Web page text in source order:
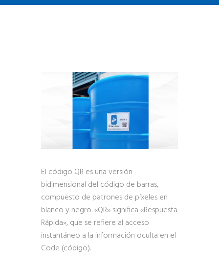
El código QR es una versión
bidimensional del código de barras,
compuesto de patrones de píxeles en
blanco y negro. «QR» significa «Respuesta
Rápida», que se refiere al acceso
instantáneo a la información oculta en el
Code (código).